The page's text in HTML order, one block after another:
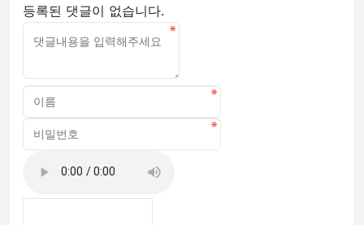
등록된 댓글이 없습니다.